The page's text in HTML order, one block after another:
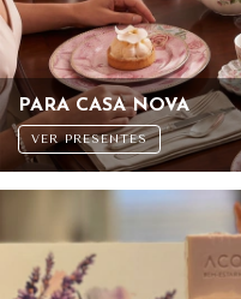
PARA CASA NOVA
VER PRESENTES